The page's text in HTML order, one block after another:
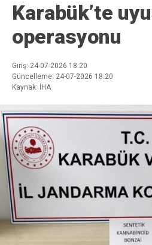
Karabük’te
operasyonu
Giriş: 24-07-2026 18:20
Güncelleme: 24-07-2026 18:20
Kaynak: İHA